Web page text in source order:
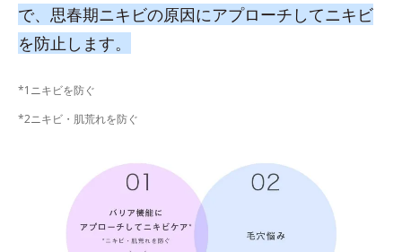
で、思春期ニキビの原因にアプローチしてニキビ
を防止します。
*1ニキビを防ぐ
*2ニキビ・肌荒れを防ぐ